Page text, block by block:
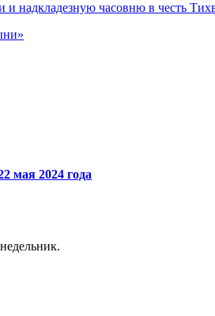
и надкладезную часовню в честь
мая 2024 года